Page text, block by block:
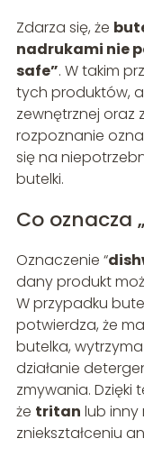
Zdarza się, że
nadrukami nie
safe”. W takim
tych produktów,
zewnętrznej oraz
rozpoznanie
się na
butelki.
Co oznacza
Oznaczenie “
dany produkt
W przypadku
potwierdza, że
butelka,
działanie
zmywania. Dzięki
że tritan lub inny
zniekształceniu